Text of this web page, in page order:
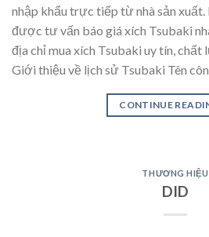
nhập khẩu trực tiếp từ nhà sản xuất.
được tư vấn báo giá xích Tsubaki
địa chỉ mua xích Tsubaki uy tín,
Giới thiệu về lịch sử Tsubaki Tên
CONTINUE
THƯƠNG HIỆU
DID